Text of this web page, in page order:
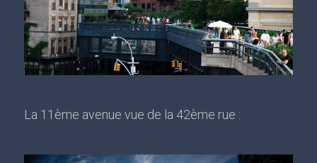
La 11ème avenue vue de la 42ème rue :